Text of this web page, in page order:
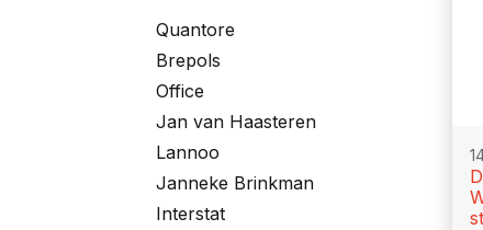
Quantore
Brepols
Office
Jan van Haasteren
Lannoo
Janneke Brinkman
Interstat